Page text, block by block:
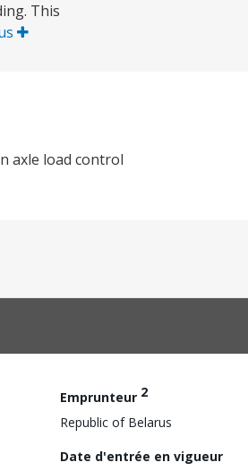
This
axle load control
Emprunteur 2
Republic of Belarus
Date d'entrée en vigueur